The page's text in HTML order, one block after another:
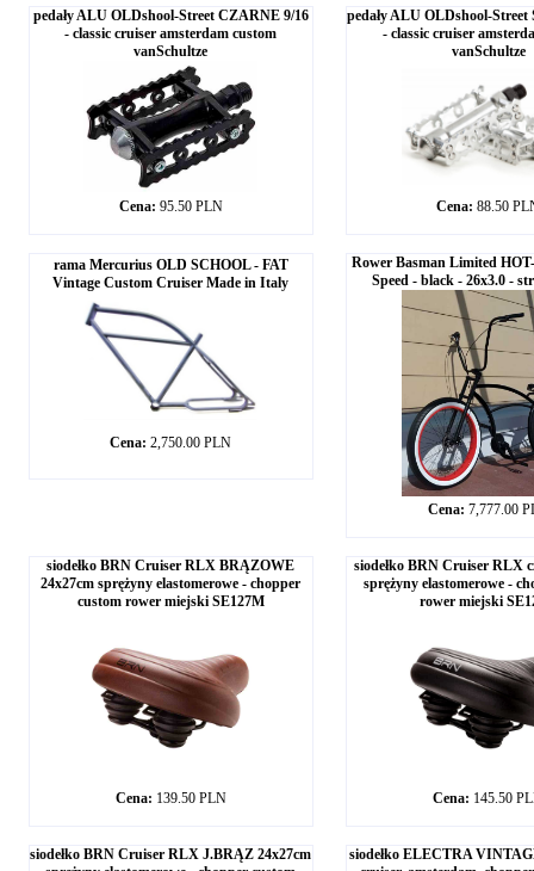
pedały ALU OLDshool-Street CZARNE 9/16
- classic cruiser amsterdam custom
vanSchultze
Cena: 95.50 PLN
pedały ALU OLDshool-Street
- classic cruiser
vanSchultze
Cena: 88.50
rama Mercurius OLD SCHOOL - FAT
Vintage Custom Cruiser Made in Italy
Cena: 2,750.00 PLN
Rower Basman Limited
Speed - black - 26x3.0 -
Cena: 7,777.00
siodełko BRN Cruiser RLX BRĄZOWE
24x27cm sprężyny elastomerowe - chopper
custom rower miejski SE127M
Cena: 139.50 PLN
siodełko BRN Cruiser RLX
sprężyny elastomerowe -
rower miejski
Cena: 145.50
siodełko BRN Cruiser RLX J.BRĄZ 24x27cm
siodełko ELECTRA